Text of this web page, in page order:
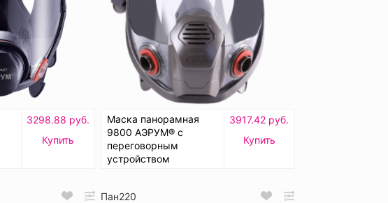
3298.88 руб.
Купить
Маска панорамная
9800 АЭРУМ® с
переговорным
устройством
3917.42 руб.
Купить
Пан220